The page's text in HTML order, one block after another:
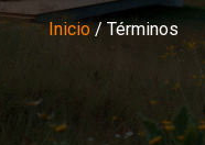
Inicio/ Términos